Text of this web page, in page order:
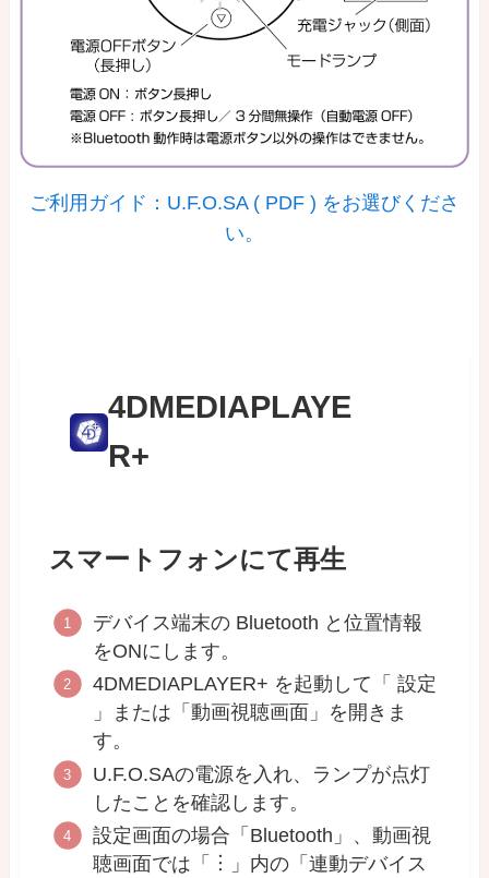
ご利用ガイド：U.F.O.SA ( PDF ) をお選びくださ
い。
4DMEDIAPLAYE
R+
スマートフォンにて再生
デバイス端末の Bluetooth と位置情報
をONにします。
4DMEDIAPLAYER+ を起動して「 設定
」または「動画視聴画面」を開きま
す。
U.F.O.SAの電源を入れ、ランプが点灯
したことを確認します。
設定画面の場合「Bluetooth」、動画視
聴画面では「︙」内の「連動デバイス